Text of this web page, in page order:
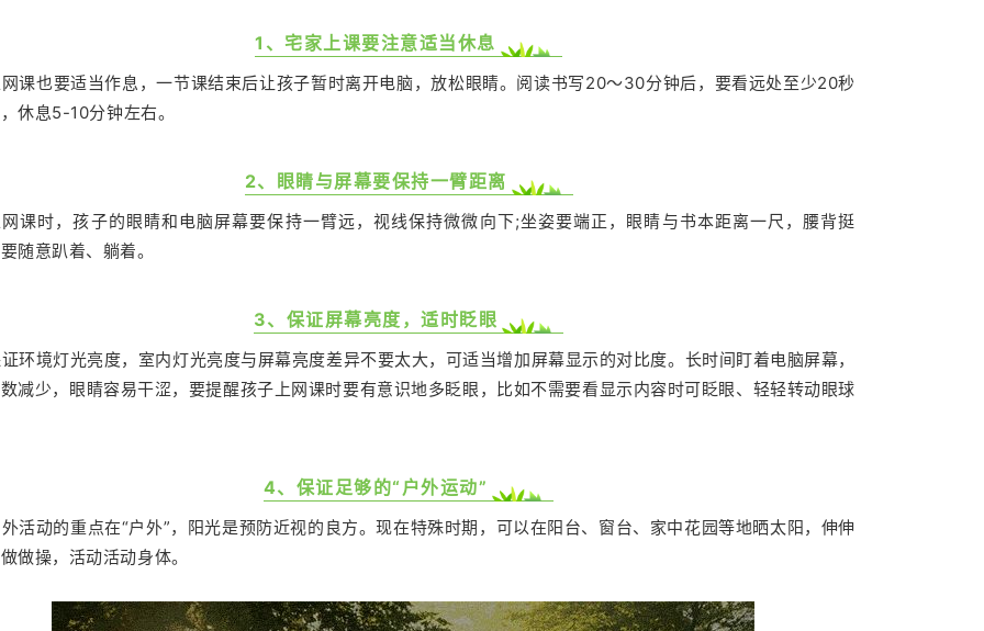
1、宅家上课要注意适当休息
课也要适当作息，一节课结束后让孩子暂时离开电脑，放松眼睛。阅读书写20～30分钟后，要看远处至少20秒
休息5-10分钟左右。
2、眼睛与屏幕要保持一臂距离
课时，孩子的眼睛和电脑屏幕要保持一臂远，视线保持微微向下;坐姿要端正，眼睛与书本距离一尺，腰背挺
随意趴着、躺着。
3、保证屏幕亮度，适时眨眼
环境灯光亮度，室内灯光亮度与屏幕亮度差异不要太大，可适当增加屏幕显示的对比度。长时间盯着电脑屏幕，
减少，眼睛容易干涩，要提醒孩子上网课时要有意识地多眨眼，比如不需要看显示内容时可眨眼、轻轻转动眼球
4、保证足够的“户外运动”
活动的重点在“户外”，阳光是预防近视的良方。现在特殊时期，可以在阳台、窗台、家中花园等地晒太阳，伸伸
做操，活动活动身体。